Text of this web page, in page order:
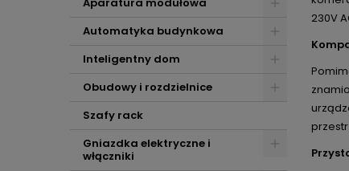
Automatyka budynkowa
Inteligentny dom
Obudowy i rozdzielnice
Szafy rack
Gniazdka elektryczne i
włączniki
230V